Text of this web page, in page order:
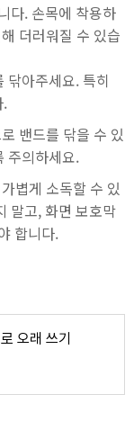
다. 손목에 착용하
더러워질 수 있습
닦아주세요. 특히
.
밴드를 닦을 수 있
주의하세요.
볍게 소독할 수 있
말고, 화면 보호막
합니다.
오래 쓰기